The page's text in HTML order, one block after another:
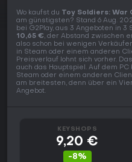
Wo kaufst du Toy Soldiers: War
am günstigsten? Stand 6 Aug.
bei G2Play, aus 3 Angeboten in 3
10,65 €, der Abstand zwischen
also schon bei wenigen
in Steam oder einem anderen
Preisverlauf lohnt sich vorher.
auch das Hauptspiel. Auf dem PC
Steam oder einem anderen
am breitesten, denn über ein
Angebot.
KEYSHOPS
9,20 €
-8%